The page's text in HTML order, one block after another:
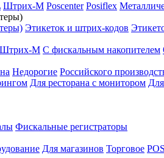
Штрих-М Poscenter Posiflex
Этикеток и штрих-кодов
Штрих-М С фискальным накопителем
Недорогие Российского
Для ресторана с монитором
Фискальные регистраторы
Для магазинов Торговое